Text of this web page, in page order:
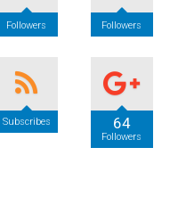
Followers Followers
Subscribes 64
Followers